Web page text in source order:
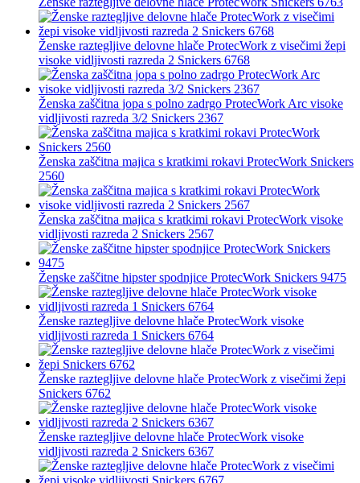
Ženske raztegljive delovne hlače ProtecWork z visečimi žepi
visoke vidljivosti razreda 2 Snickers 6768
Ženska zaščitna jopa s polno zadrgo ProtecWork Arc visoke
vidljivosti razreda 3/2 Snickers 2367
Ženska zaščitna majica s kratkimi rokavi ProtecWork Snickers
2560
Ženska zaščitna majica s kratkimi rokavi ProtecWork visoke
vidljivosti razreda 2 Snickers 2567
Ženske zaščitne hipster spodnjice ProtecWork Snickers 9475
Ženske raztegljive delovne hlače ProtecWork visoke
vidljivosti razreda 1 Snickers 6764
Ženske raztegljive delovne hlače ProtecWork z visečimi žepi
Snickers 6762
Ženske raztegljive delovne hlače ProtecWork visoke
vidljivosti razreda 2 Snickers 6367